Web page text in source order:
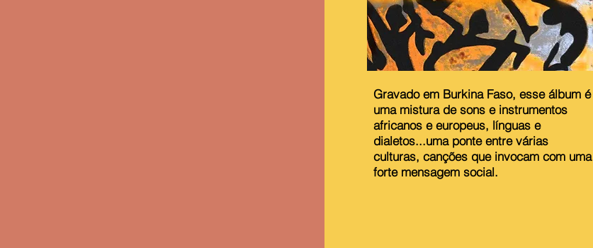
Gravado em Burkina Faso, esse álbum é
uma mistura de sons e instrumentos
africanos e europeus, línguas e
dialetos...uma ponte entre várias
culturas, canções que invocam com uma
forte mensagem social.